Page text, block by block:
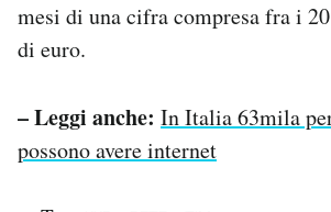
mesi di una cifra compresa fra i
di euro.
– Leggi anche: In Italia 63mila
possono avere internet